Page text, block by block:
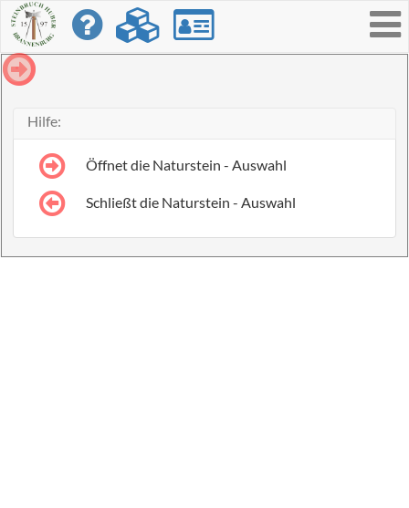
Hilfe:
Öffnet die Naturstein - Auswahl
Schließt die Naturstein - Auswahl